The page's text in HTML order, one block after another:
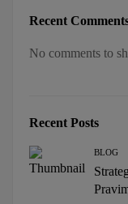
Recent
No comments to
Recent Posts
BLOG